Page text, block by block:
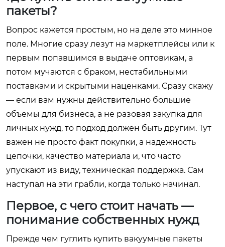
пакеты?
Вопрос кажется простым, но на деле это минное
поле. Многие сразу лезут на маркетплейсы или к
первым попавшимся в выдаче оптовикам, а
потом мучаются с браком, нестабильными
поставками и скрытыми наценками. Сразу скажу
— если вам нужны действительно большие
объемы для бизнеса, а не разовая закупка для
личных нужд, то подход должен быть другим. Тут
важен не просто факт покупки, а надежность
цепочки, качество материала и, что часто
упускают из виду, техническая поддержка. Сам
наступал на эти грабли, когда только начинал.
Первое, с чего стоит начать —
понимание собственных нужд
Прежде чем гуглить купить вакуумные пакеты